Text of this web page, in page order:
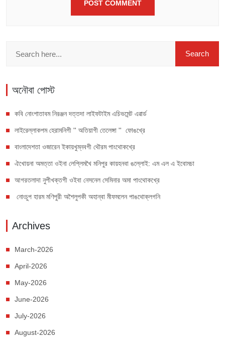
অনৌবা পোস্ট
কবি নোংশাতাবম নিরঞ্জন দত্তদা লাইফটাইম এচিভমেন্ট এৱার্ড
লাইরেল্লাকপম হেরামনিগী '' অতিয়াগী তেলেঙ্গা '' ফোঙখ্রে
বাংলাদেশতা ওজারেন ইকায়খুম্নবগী থৌরম পাংথোকখ্রে
ঐখোয়না অমত্তা ওইনা লেপ্লিমখৈ মনিপুর কায়হনবা ঙল্লোই: এম এল এ ইবোমচা
আগরতলাদা নুপীখক্তগী ওইবা নেসনেল সেমিনার অমা পাংথোকখ্রে
নোংচুপ হারম মণিপুরী অশৈলুপকী অহান্বা মীফমলেন পাঙথোক্লগনি
Archives
March-2026
April-2026
May-2026
June-2026
July-2026
August-2026